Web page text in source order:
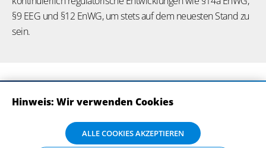
§9 EEG und §12 EnWG, um stets auf dem neuesten Stand zu
sein.
Hinweis: Wir verwenden Cookies
ALLE COOKIES AKZEPTIEREN
Wir verwenden Cookies auf dieser Website. Bitte stimmen Sie mit Klick
auf „Alle Cookies akzeptieren“ der Verarbeitung und Weitergabe Ihrer